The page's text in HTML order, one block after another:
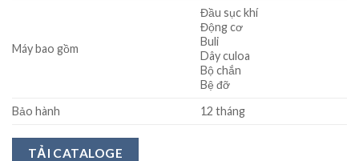
Máy bao gồm
Đầu sục khí
Động cơ
Buli
Dây culoa
Bộ chắn
Bệ đỡ
Bảo hành
12 tháng
TẢI CATALOGE